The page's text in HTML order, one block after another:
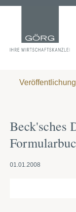
Beck'sches
01.01.2008